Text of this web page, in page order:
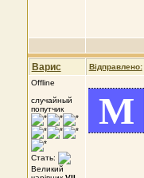
Варис Відправлено:
Offline
случайный
попутчик
Стать:
Великий
M